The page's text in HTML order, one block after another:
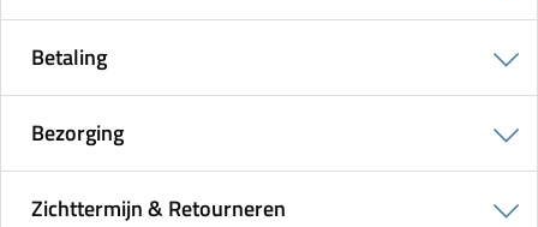
Betaling
Bezorging
Zichttermijn & Retourneren